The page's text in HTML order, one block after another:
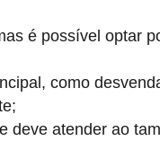
é possível optar
como
deve atender ao